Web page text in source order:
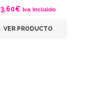
3,60€ Iva Incluido
VER PRODUCTO